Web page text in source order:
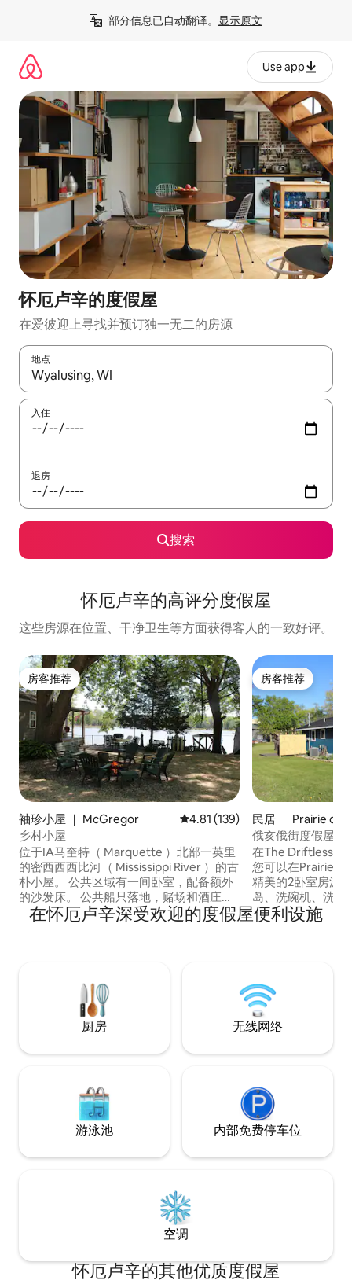
部分信息已自动翻译。 显示原文
Use app
怀厄卢辛的度假屋
在爱彼迎上寻找并预订独一无二的房源
地点
如有搜索结果，请使用上下方向键查看，或通过点击或滑动手势
入住
退房
搜索
怀厄卢辛的高评分度假屋
这些房源在位置、干净卫生等方面获得客人的一致好评。
房客推荐
房客推荐
袖珍小屋 ｜ McGregor 平均评分 4.81 分（满分 5 分），
4.81 (139)
乡村小屋
位于IA马奎特（ Marquette ）北部一英里
的密西西西比河（ Mississippi River ）的古
朴小屋。 公共区域有一间卧室，配备额外
的沙发床。 公共船只落地，赌场和酒庄都
在一英里以内。 房源内有燃气烤架和火
坑。 距离Effigy Mounds and Pikes Peak不
适合渔民入住！ 季节性乡村小屋预订5月至
房客推荐
房客推荐
民居 ｜ Prairie du
俄亥俄街度假屋-
在The Driftless
您可以在Prairie
精美的2卧室房源
岛、洗碗机、洗
式淋浴间。 我们
餐具。 卧室和客厅均配有高速互联网和智
民-街边有停车位
在怀厄卢辛深受欢迎的度假屋便利设施
厨房 无线网络
游泳池 内部免费停车位
空调
怀厄卢辛的其他优质度假屋